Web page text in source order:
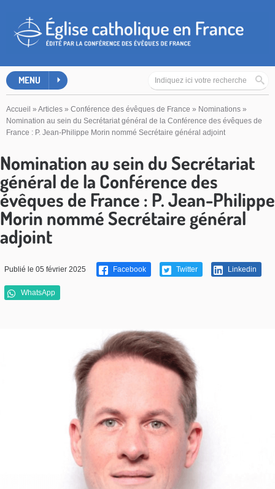
MENU
Accueil » Articles » Conférence des évêques de France » Nominations »
Nomination au sein du Secrétariat général de la Conférence des évêques de
France : P. Jean-Philippe Morin nommé Secrétaire général adjoint
Nomination au sein du Secrétariat
général de la Conférence des
évêques de France : P. Jean-Philippe
Morin nommé Secrétaire général
adjoint
Publié le 05 février 2025 Facebook Twitter Linkedin
WhatsApp